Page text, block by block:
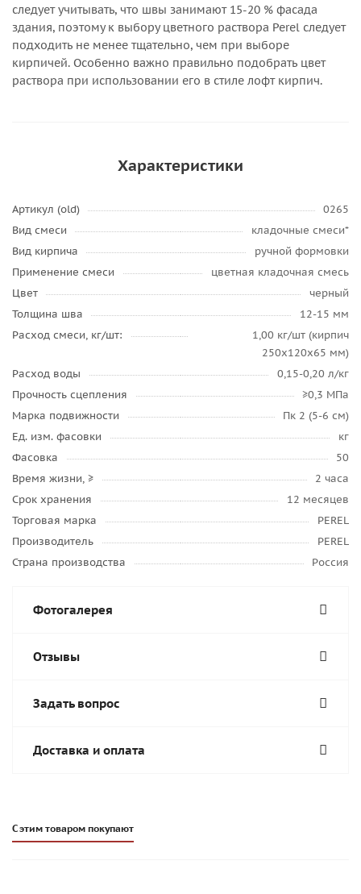
следует учитывать, что швы занимают 15-20 % фасада
здания, поэтому к выбору цветного раствора Perel следует
подходить не менее тщательно, чем при выборе
кирпичей. Особенно важно правильно подобрать цвет
раствора при использовании его в стиле лофт кирпич.
Характеристики
Артикул (old)
0265
Вид смеси
кладочные смеси*
Вид кирпича
ручной формовки
Применение смеси
цветная кладочная смесь
Цвет
черный
Толщина шва
12-15 мм
Расход смеси, кг/шт:
1,00 кг/шт (кирпич
250х120х65 мм)
Расход воды
0,15-0,20 л/кг
Прочность сцепления
≥0,3 МПа
Марка подвижности
Пк 2 (5-6 см)
Ед. изм. фасовки
кг
Фасовка
50
Время жизни, ≥
2 часа
Срок хранения
12 месяцев
Торговая марка
PEREL
Производитель
PEREL
Страна производства
Россия
Фотогалерея
Отзывы
Задать вопрос
Доставка и оплата
С этим товаром покупают